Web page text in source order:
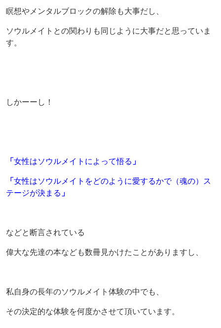
瞑想やメンタルブロックの解除も大事だし、
ソウルメイトとの関わりも同じように大事だと思っていま
す。
しかーーし！
「 女性はソウルメイトによって悟る 」
「 女性はソウルメイトをどのように愛するかで（魂の）ス
テージが決まる 」
などと断言されている
偉大な先達の本なども数冊見かけたことがありますし、
私自身の長年のソウルメイト体験の中でも、
その決定的な体験を何度かさせて頂いています。